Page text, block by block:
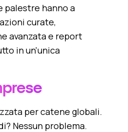
palestre hanno a
curate,
avanzata e report
in un'unica
per catene globali.
Nessun problema.